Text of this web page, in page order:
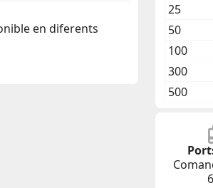
en diferents
25
50
100
300
500